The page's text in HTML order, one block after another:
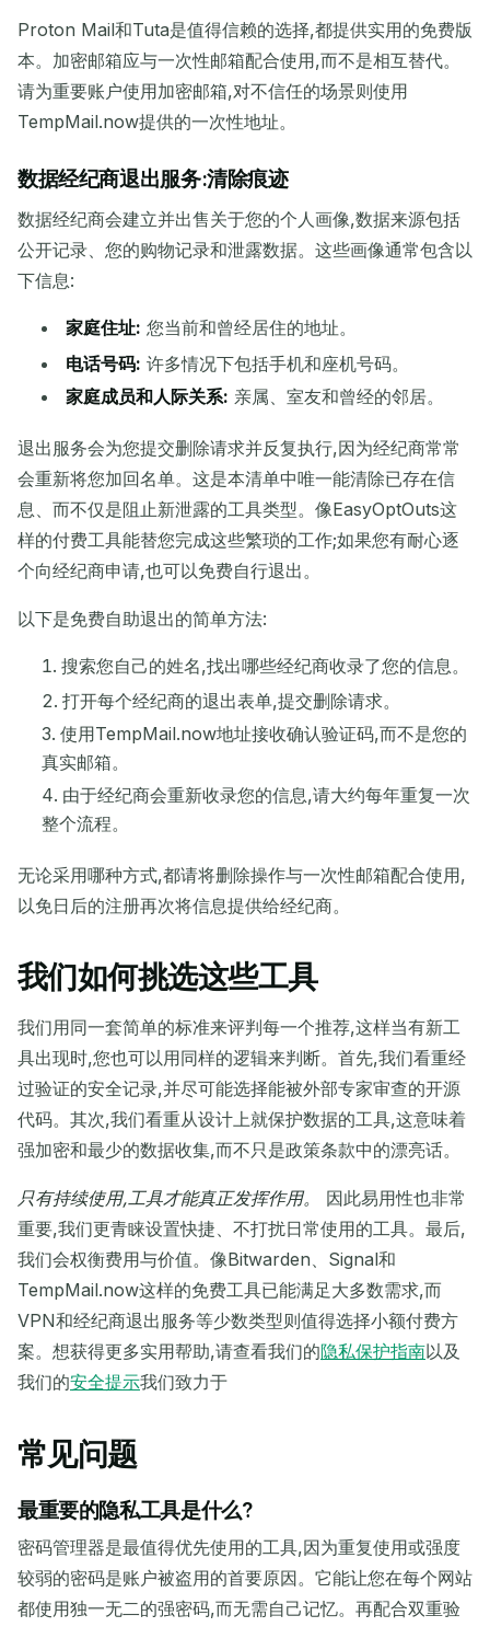
Proton Mail和Tuta是值得信赖的选择,都提供实用的免费版
本。加密邮箱应与一次性邮箱配合使用,而不是相互替代。
请为重要账户使用加密邮箱,对不信任的场景则使用
TempMail.now提供的一次性地址。
数据经纪商退出服务:清除痕迹
数据经纪商会建立并出售关于您的个人画像,数据来源包括
公开记录、您的购物记录和泄露数据。这些画像通常包含以
下信息:
家庭住址: 您当前和曾经居住的地址。
电话号码: 许多情况下包括手机和座机号码。
家庭成员和人际关系: 亲属、室友和曾经的邻居。
退出服务会为您提交删除请求并反复执行,因为经纪商常常
会重新将您加回名单。这是本清单中唯一能清除已存在信
息、而不仅是阻止新泄露的工具类型。像EasyOptOuts这
样的付费工具能替您完成这些繁琐的工作;如果您有耐心逐
个向经纪商申请,也可以免费自行退出。
以下是免费自助退出的简单方法:
搜索您自己的姓名,找出哪些经纪商收录了您的信息。
打开每个经纪商的退出表单,提交删除请求。
使用TempMail.now地址接收确认验证码,而不是您的
真实邮箱。
由于经纪商会重新收录您的信息,请大约每年重复一次
整个流程。
无论采用哪种方式,都请将删除操作与一次性邮箱配合使用,
以免日后的注册再次将信息提供给经纪商。
我们如何挑选这些工具
我们用同一套简单的标准来评判每一个推荐,这样当有新工
具出现时,您也可以用同样的逻辑来判断。首先,我们看重经
过验证的安全记录,并尽可能选择能被外部专家审查的开源
代码。其次,我们看重从设计上就保护数据的工具,这意味着
强加密和最少的数据收集,而不只是政策条款中的漂亮话。
只有持续使用,工具才能真正发挥作用。
因此易用性也非常
重要,我们更青睐设置快捷、不打扰日常使用的工具。最后,
我们会权衡费用与价值。像Bitwarden、Signal和
TempMail.now这样的免费工具已能满足大多数需求,而
VPN和经纪商退出服务等少数类型则值得选择小额付费方
案。想获得更多实用帮助,请查看我们的隐私保护指南以及
我们的安全提示我们致力于
常见问题
最重要的隐私工具是什么?
密码管理器是最值得优先使用的工具,因为重复使用或强度
较弱的密码是账户被盗用的首要原因。它能让您在每个网站
都使用独一无二的强密码,而无需自己记忆。再配合双重验